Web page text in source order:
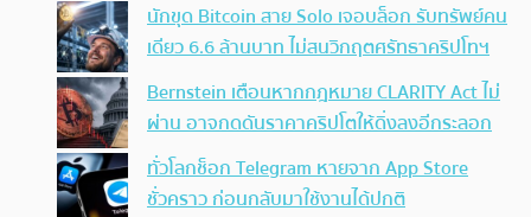
นักขุด Bitcoin สาย Solo เจอบล็อก รับทรัพย์คน
เดียว 6.6 ล้านบาท ไม่สนวิกฤตศรัทธาคริปโทฯ
Bernstein เตือนหากกฎหมาย CLARITY Act ไม่
ผ่าน อาจกดดันราคาคริปโตให้ดิ่งลงอีกระลอก
ทั่วโลกช็อก Telegram หายจาก App Store
ชั่วคราว ก่อนกลับมาใช้งานได้ปกติ